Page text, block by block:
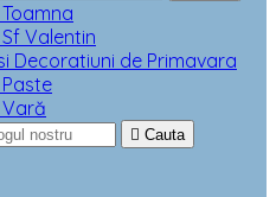
Valentin
Decoratiuni de Primavara
 Cauta